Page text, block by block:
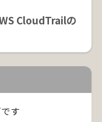
CloudTrailの
す